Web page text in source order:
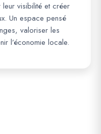
visibilité et créer
Un espace pensé
valoriser les
l’économie locale.